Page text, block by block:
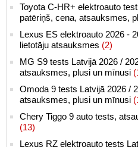
Toyota C-HR+ elektroauto
patēriņš, cena, atsauksmes,
Lexus ES elektroauto 2026 -
lietotāju atsauksmes (2)
MG S9 tests Latvijā 2026 /
atsauksmes, plusi un mīnusi
Omoda 9 tests Latvijā 2026 /
atsauksmes, plusi un mīnusi
Chery Tiggo 9 auto tests,
(13)
Lexus RZ elektroauto tests